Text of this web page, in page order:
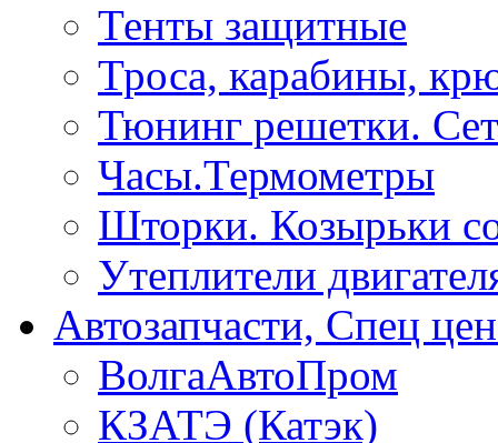
Тенты защитные
Троса, карабины,
Тюнинг решетки.
Часы.Термометры
Шторки. Козырьки
Утеплители
Автозапчасти, Спец
ВолгаАвтоПром
КЗАТЭ (Катэк)